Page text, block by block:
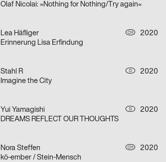
Olaf Nicolai: »Nothing for Nothing/Try again«
Lea Häfliger CH
2020
Erinnerung Lisa Erfindung
Stahl R D
2020
Imagine the City
Yui Yamagishi D
2020
DREAMS REFLECT OUR THOUGHTS
Nora Steffen CH
2020
kö-ember / Stein-Mensch